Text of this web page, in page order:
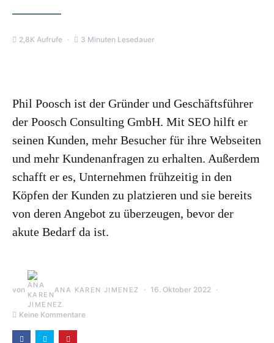
2,8K Aufrufe 3 Minuten Lesedauer
Phil Poosch ist der Gründer und Geschäftsführer
der Poosch Consulting GmbH. Mit SEO hilft er
seinen Kunden, mehr Besucher für ihre Webseiten
und mehr Kundenanfragen zu erhalten. Außerdem
schafft er es, Unternehmen frühzeitig in den
Köpfen der Kunden zu platzieren und sie bereits
von deren Angebot zu überzeugen, bevor der
akute Bedarf da ist.
von ANA KAREN JIMENEZ 16. Oktober 2022
Keine Kommentare